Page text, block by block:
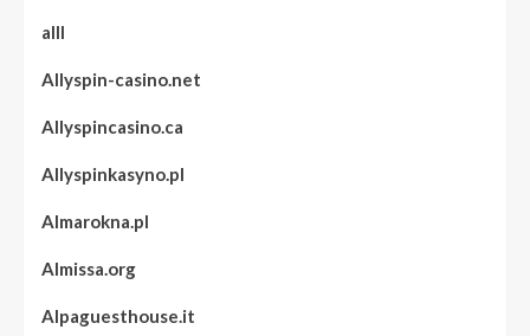
alll
Allyspin-casino.net
Allyspincasino.ca
Allyspinkasyno.pl
Almarokna.pl
Almissa.org
Alpaguesthouse.it